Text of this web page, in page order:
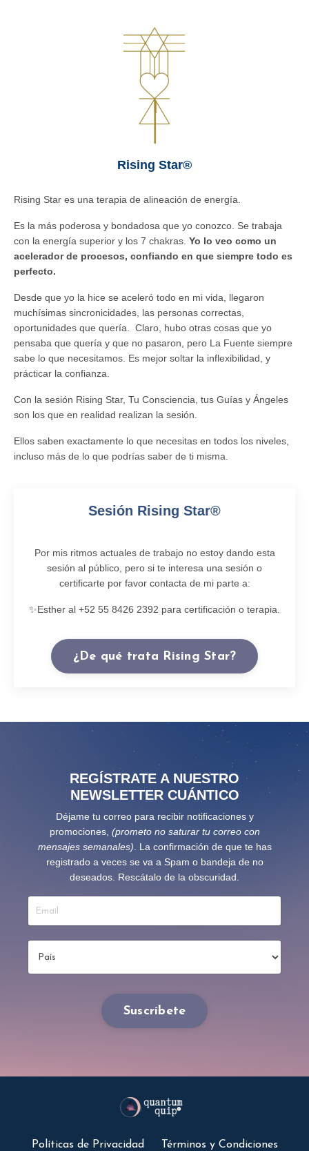
Rising Star®
Rising Star es una terapia de alineación de energía.
Es la más poderosa y bondadosa que yo conozco. Se trabaja
con la energía superior y los 7 chakras. Yo lo veo como un
acelerador de procesos, confiando en que siempre todo es
perfecto.
Desde que yo la hice se aceleró todo en mi vida, llegaron
muchísimas sincronicidades, las personas correctas,
oportunidades que quería. Claro, hubo otras cosas que yo
pensaba que quería y que no pasaron, pero La Fuente siempre
sabe lo que necesitamos. Es mejor soltar la inflexibilidad, y
prácticar la confianza.
Con la sesión Rising Star, Tu Consciencia, tus Guías y Ángeles
son los que en realidad realizan la sesión.
Ellos saben exactamente lo que necesitas en todos los niveles,
incluso más de lo que podrías saber de ti misma.
Sesión Rising Star®
Por mis ritmos actuales de trabajo no estoy dando esta
sesión al público, pero si te interesa una sesión o
certificarte por favor contacta de mi parte a:
✨Esther al +52 55 8426 2392 para certificación o terapia.
¿De qué trata Rising Star?
REGÍSTRATE A NUESTRO
NEWSLETTER CUÁNTICO
Déjame tu correo para recibir notificaciones y
promociones, (prometo no saturar tu correo con
mensajes semanales). La confirmación de que te has
registrado a veces se va a Spam o bandeja de no
deseados. Rescátalo de la obscuridad.
Suscríbete
Políticas de Privacidad Términos y Condiciones